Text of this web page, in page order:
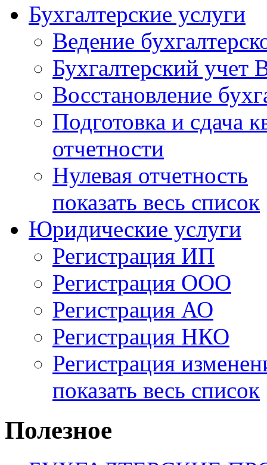
Бухгалтерские услуги
Ведение
Бухгалтерский учет
Восстановление
Подготовка и сдача
отчетности
Нулевая отчетность
показать весь список
Юридические услуги
Регистрация ИП
Регистрация ООО
Регистрация АО
Регистрация НКО
Регистрация
показать весь список
Полезное